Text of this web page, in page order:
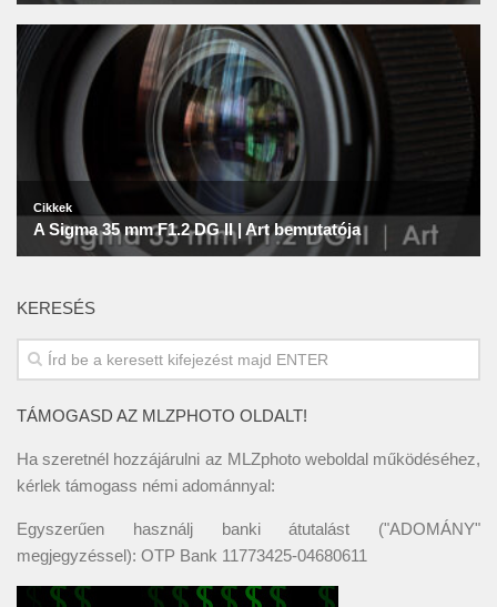
KERESÉS
TÁMOGASD AZ MLZPHOTO OLDALT!
Ha szeretnél hozzájárulni az MLZphoto weboldal működéséhez,
kérlek támogass némi adománnyal:
Egyszerűen használj banki átutalást ("ADOMÁNY"
megjegyzéssel): OTP Bank 11773425-04680611